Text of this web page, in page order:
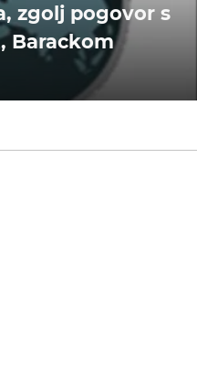
zgolj pogovor s
Barackom